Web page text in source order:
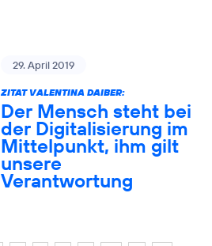
29. April 2019
ZITAT VALENTINA DAIBER:
Der Mensch steht bei
der Digitalisierung im
Mittelpunkt, ihm gilt
unsere
Verantwortung